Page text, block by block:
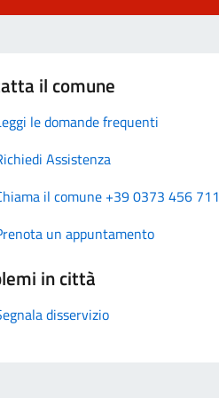
il comune
le domande frequenti
Assistenza
il comune +39 0373 456 711
un appuntamento
in città
disservizio